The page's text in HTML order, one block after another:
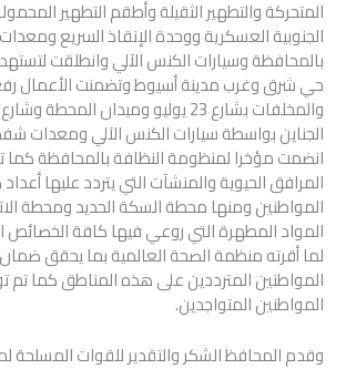
المتحركة والتطهير الثقيلة وأطقم التطهير
الجنوبية العسكرية ووحدة الإنقاذ السريع
بالمحافظة وسيارات الكنس الآلي وانطلقت
حي شرق وغرب مدينة أسيوط وتضمنت الأعمال رفع
والمخلفات بشارع 23 يوليو وميدان
الجناين بواسطة سيارات الكنس الآلي ومعدات شفط
انضمت مؤخرا لمنظومة النظافة بالمحافظة
المرافق الحيوية والمنشآت التي يتردد عليها
المواطنين ومنها محطة السكة الحديد ومحطة
المواد المطهرة التي روعي فيها كافة الخصائص
لما أقرته منظمة الصحة العالمية بما يحقق
المواطنين المترددين على هذه المناطق كما تم
المواطنين المتواجدين.
وقدم المحافظ الشكر والتقدير للقوات المسلحة